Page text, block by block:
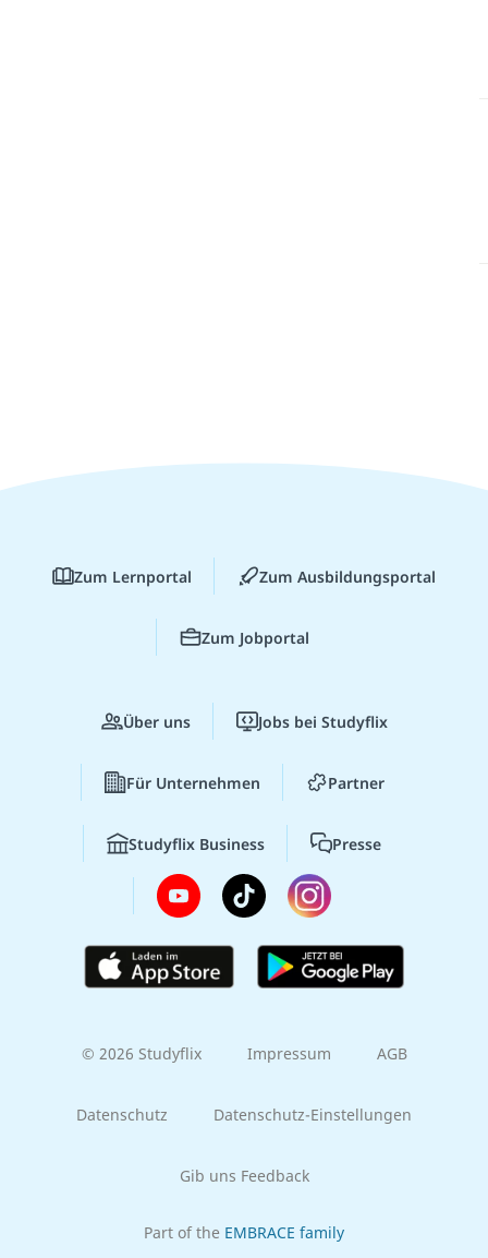
Zum Lernportal Zum Ausbildungsportal
Zum Jobportal
Über uns Jobs bei Studyflix
Für Unternehmen Partner
Studyflix Business Presse
© 2026 Studyflix Impressum AGB
Datenschutz Datenschutz-Einstellungen
Gib uns Feedback
Part of the EMBRACE family